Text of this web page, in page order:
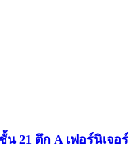
21 ตึก A เฟอร์นิเจอร์